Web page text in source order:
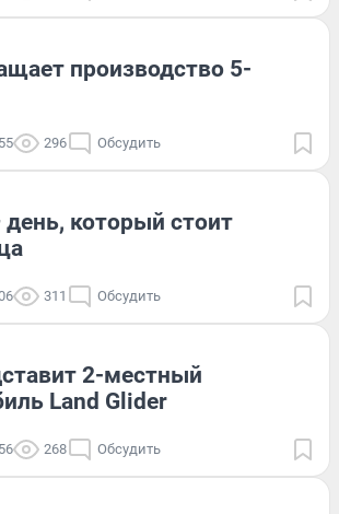
производство 5-
296 Обсудить
день, который стоит
311 Обсудить
2-местный
Land Glider
268 Обсудить